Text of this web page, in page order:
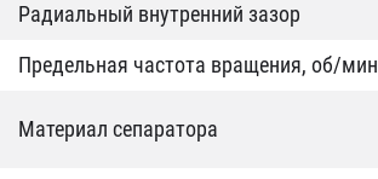
Радиальный внутренний зазор
Предельная частота вращения, об/мин
Материал сепаратора